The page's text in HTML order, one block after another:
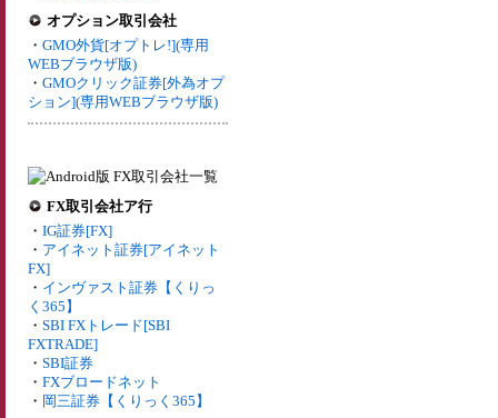
オプション取引会社
・ GMO外貨[オプトレ!](専用
WEBブラウザ版)
・ GMOクリック証券[外為オプ
ション](専用WEBブラウザ版)
FX取引会社ア行
・ IG証券[FX]
・ アイネット証券[アイネット
FX]
・ インヴァスト証券【くりっ
く365】
・ SBI FXトレード[SBI
FXTRADE]
・ SBI証券
・ FXブロードネット
・ 岡三証券【くりっく365】